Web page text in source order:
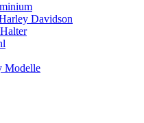
Davidson
Modelle